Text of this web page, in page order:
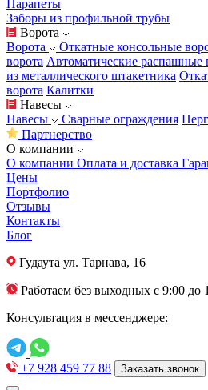
Парапеты
Заборы из профильной трубы
Ворота
Ворота
Откатные консольные
ворота Автоматические распашные
из металлического штакетника
ворота Калитки
Навесы
Навесы
Сварные ограждения
Партнерство
О компании
О компании Оплата и доставка
Цены
Портфолио
Отзывы
Контакты
Блог
Гудаута ул. Тарнава, 16
Работаем без выходных с 9:00 до
Консультация в мессенджере:
+7 928 459 77 88 Заказать звонок